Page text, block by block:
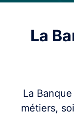
La
La
métiers,